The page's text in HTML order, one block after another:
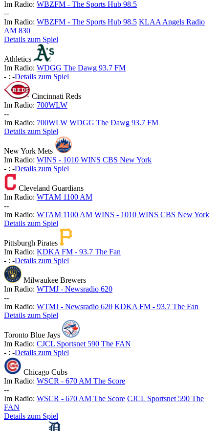
Im Radio: WBZFM - The Sports Hub 98.5
--
Im Radio: WBZFM - The Sports Hub 98.5 KLAA Angels Radio
AM 830
Details zum Spiel
Athletics
Im Radio: WDGG The Dawg 93.7 FM
- : -Details zum Spiel
Cincinnati Reds
Im Radio: 700WLW
--
Im Radio: 700WLW WDGG The Dawg 93.7 FM
Details zum Spiel
New York Mets
Im Radio: WINS - 1010 WINS CBS New York
- : -Details zum Spiel
Cleveland Guardians
Im Radio: WTAM 1100 AM
--
Im Radio: WTAM 1100 AM WINS - 1010 WINS CBS New York
Details zum Spiel
Pittsburgh Pirates
Im Radio: KDKA FM - 93.7 The Fan
- : -Details zum Spiel
Milwaukee Brewers
Im Radio: WTMJ - Newsradio 620
--
Im Radio: WTMJ - Newsradio 620 KDKA FM - 93.7 The Fan
Details zum Spiel
Toronto Blue Jays
Im Radio: CJCL Sportsnet 590 The FAN
- : -Details zum Spiel
Chicago Cubs
Im Radio: WSCR - 670 AM The Score
--
Im Radio: WSCR - 670 AM The Score CJCL Sportsnet 590 The
FAN
Details zum Spiel